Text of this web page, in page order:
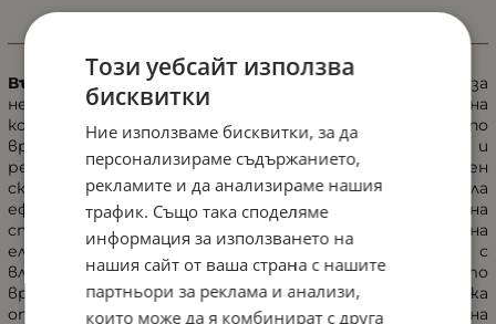
Възстановяваща нощна маска за лице
от Arcaya за
невероятно мека, жизнена, млада и добре овлажнена
кожа, която осигурява перфектна регенерация по
време на фазата на дълбок сън. Тази богата и
ревитализираща маска за лице с висококачествен
сквалан, иновативни пептиди и ценни масла
ефективно се справя с видимите признаци на
стареене на кожата, като фини линии и загуба на
еластичност и стегнатост. Кожата се снабдява с
влага и хранителни вещества през нощта. Дългото
време на експозиция на активните съставки поддържа
оптимално кожата по време на нейната фаза на
Този уебсайт използва
бисквитки
Ние използваме бисквитки, за да
персонализираме съдържанието,
рекламите и да анализираме нашия
трафик. Също така споделяме
информация за използването на
нашия сайт от ваша страна с нашите
партньори за реклама и анализи,
които може да я комбинират с друга